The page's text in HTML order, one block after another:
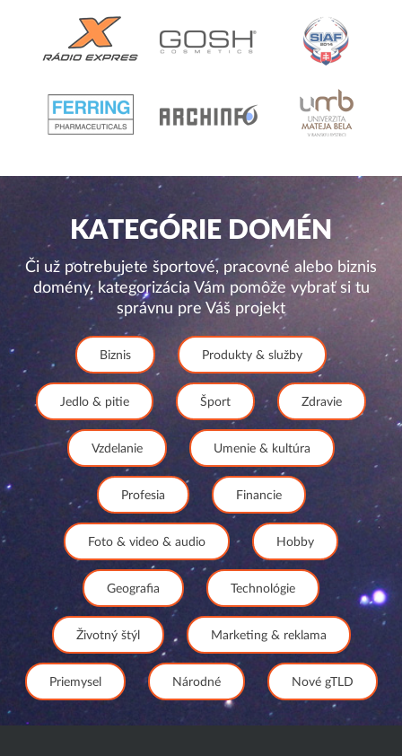
KATEGÓRIE DOMÉN
Či už potrebujete športové, pracovné alebo biznis
domény, kategorizácia Vám pomôže vybrať si tu
správnu pre Váš projekt
Biznis Produkty & služby
Jedlo & pitie Šport Zdravie
Vzdelanie Umenie & kultúra
Profesia Financie
Foto & video & audio Hobby
Geografia Technológie
Životný štýl Marketing & reklama
Priemysel Národné Nové gTLD